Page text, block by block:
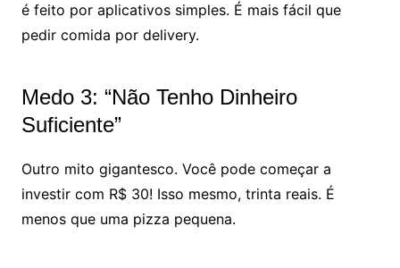
é feito por aplicativos simples. É mais fácil que
pedir comida por delivery.
Medo 3: “Não Tenho Dinheiro
Suficiente”
Outro mito gigantesco. Você pode começar a
investir com R$ 30! Isso mesmo, trinta reais. É
menos que uma pizza pequena.